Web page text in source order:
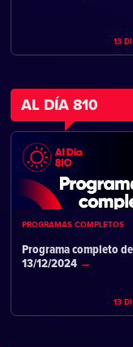
13
AL DÍA 810
PROGRAMAS COMPLETOS
Programa completo
13/12/2024
13